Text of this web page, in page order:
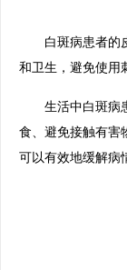
白斑病患者的皮
和卫生，避免使用
生活中白斑病患
食、避免接触有害
可以有效地缓解病